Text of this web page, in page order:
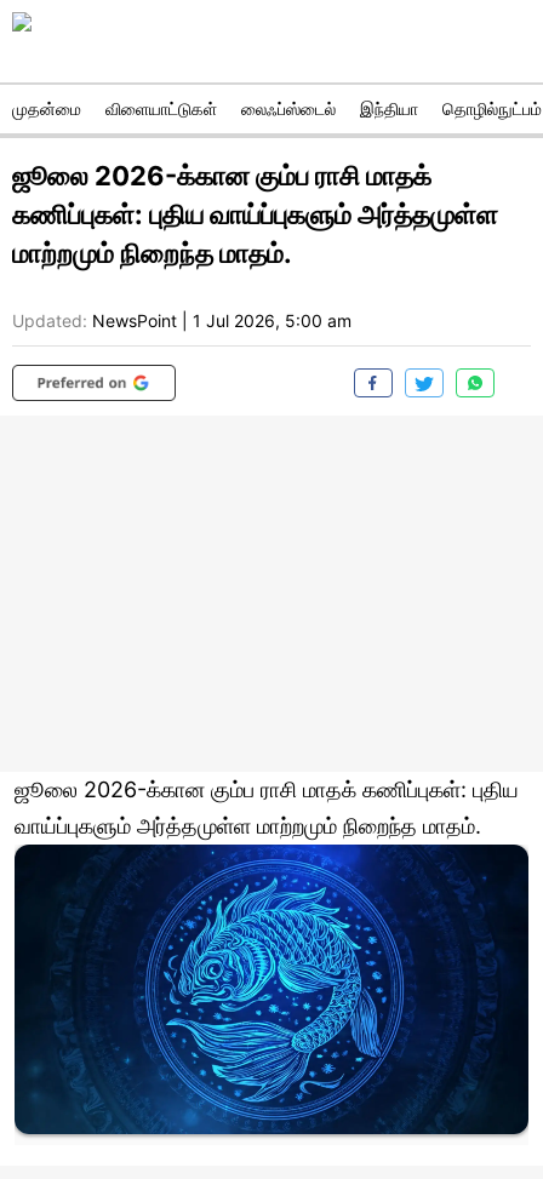
முதன்மை விளையாட்டுகள் லைஃப்ஸ்டைல் இந்தியா தொழில்நுட்பம்
ஜூலை 2026-க்கான கும்ப ராசி மாதக்
கணிப்புகள்: புதிய வாய்ப்புகளும் அர்த்தமுள்ள
மாற்றமும் நிறைந்த மாதம்.
Updated: NewsPoint 1 Jul 2026, 5:00 am
ஜூலை 2026-க்கான கும்ப ராசி மாதக் கணிப்புகள்: புதிய
வாய்ப்புகளும் அர்த்தமுள்ள மாற்றமும் நிறைந்த மாதம்.